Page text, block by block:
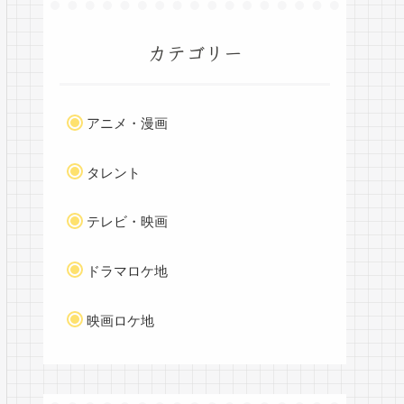
カテゴリー
アニメ・漫画
タレント
テレビ・映画
ドラマロケ地
映画ロケ地